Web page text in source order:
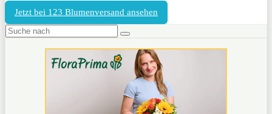
Jetzt bei 123 Blumenversand ansehen